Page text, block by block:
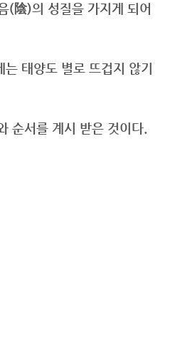
(陰)의 성질을 가지게 되어
태양도 별로 뜨겁지 않기
순서를 계시 받은 것이다.